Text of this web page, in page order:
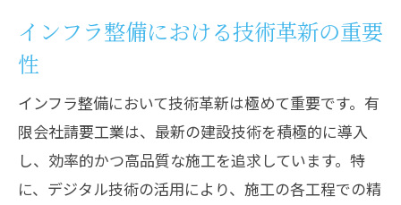
インフラ整備における技術革新の重要
性
インフラ整備において技術革新は極めて重要です。有
限会社請要工業は、最新の建設技術を積極的に導入
し、効率的かつ高品質な施工を追求しています。特
に、デジタル技術の活用により、施工の各工程での精